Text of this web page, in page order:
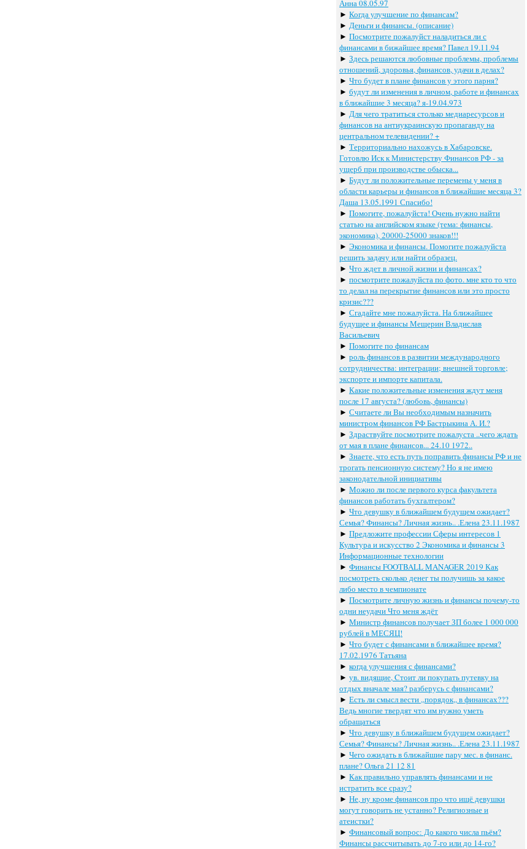
Анна 08.05.97
►Когда улучшение по финансам?
►Деньги и финансы. (описание)
►Посмотрите пожалуйст наладиться ли с
финансами в бижайшее время? Павел 19.11.94
►Здесь решаются любовные проблемы, проблемы
отношений, здоровья, финансов, удачи в делах?
►Что будет в плане финансов у этого парня?
►будут ли изменения в личном, работе и финансах
в ближайшие 3 месяца? я-19.04.973
►Для чего тратиться столько медиаресурсов и
финансов на антиукраинскую пропаганду на
центральном телевидении? +
►Территориально нахожусь в Хабаровске.
Готовлю Иск к Министерству Финансов РФ - за
ущерб при производстве обыска...
►Будут ли положительные перемены у меня в
области карьеры и финансов в ближайшие месяца 3?
Даша 13.05.1991 Спасибо!
►Помогите, пожалуйста! Очень нужно найти
статью на английском языке (тема: финансы,
экономика), 20000-25000 знаков!!!
►Экономика и финансы. Помогите пожалуйста
решить задачу или найти образец.
►Что ждет в личной жизни и финансах?
►посмотрите пожалуйста по фото. мне кто то что
то делал на перекрытие финансов или это просто
кризис???
►Сгадайте мне пожалуйста. На ближайшее
будущее и финансы Мещерин Владислав
Васильевич
►Помогите по финансам
►роль финансов в развитии международного
сотрудничества: интеграции; внешней торговле;
экспорте и импорте капитала.
►Какие положительные изменения ждут меня
после 17 августа? (любовь, финансы)
►Считаете ли Вы необходимым назначить
министром финансов РФ Бастрыкина А. И.?
►Здраствуйте посмотрите пожалуста ..чего ждать
от мая в плане финансов... 24.10 1972..
►Знаете, что есть путь поправить финансы РФ и не
трогать пенсионную систему? Но я не имею
законодательной инициативы
►Можно ли после первого курса факультета
финансов работать бухгалтером?
►Что девушку в ближайшем будущем ожидает?
Семья? Финансы? Личная жизнь.. .Елена 23.11.1987
►Предложите профессии Сферы интересов 1
Культура и искусство 2 Экономика и финансы 3
Информационные технологии
►Финансы FOOTBALL MANAGER 2019 Как
посмотреть сколько денег ты получишь за какое
либо место в чемпионате
►Посмотрите личную жизнь и финансы почему-то
одни неудачи Что меня ждёт
►Министр финансов получает ЗП более 1 000 000
рублей в МЕСЯЦ!
►Что будет с финансами в ближайшее время?
17.02.1976 Татьяна
►когда улучшения с финансами?
►ув. видящие, Cтоит ли покупать путевку на
отдых вначале мая? разберусь с финансами?
►Есть ли смысл вести ,,порядок,, в финансах???
Ведь многие твердят что им нужно уметь
обращаться
►Что девушку в ближайшем будущем ожидает?
Семья? Финансы? Личная жизнь.. .Елена 23.11.1987
►Чего ожидать в ближайшие пару мес. в финанс.
плане? Ольга 21 12 81
►Как правильно управлять финансами и не
истратить все сразу?
►Не, ну кроме финансов про что ищё девушки
могут говорить не устанно? Религиозные и
атеистки?
►Финансовый вопрос: До какого числа пьём?
Финансы рассчитывать до 7-го или до 14-го?